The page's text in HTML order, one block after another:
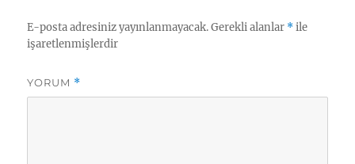
m
E-posta adresiniz yayınlanmayacak. Gerekli alanlar *ile
işaretlenmişlerdir
YORUM *